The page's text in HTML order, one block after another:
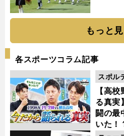
もっと
各スポーツコラム記事
【高
る真実
闘の最
いた！
スポル
動画